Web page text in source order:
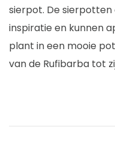
sierpot. De
inspiratie en kunnen
plant in een mooie
van de Rufibarba tot